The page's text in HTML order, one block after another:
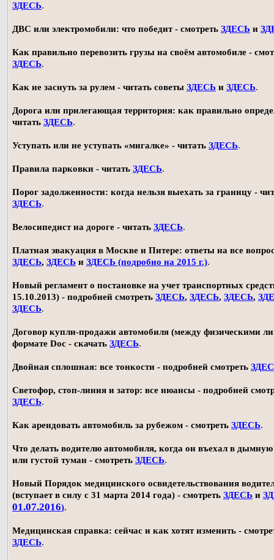
ЗДЕСЬ.
ДВС или электромобили: что победит - смотреть ЗДЕСЬ и
Как правильно перевозить грузы на своём автомобиле -
ЗДЕСЬ.
Как не заснуть за рулем - читать советы ЗДЕСЬ и ЗДЕСЬ.
Дорога или прилегающая территория: как правильно
читать ЗДЕСЬ.
Уступать или не уступать «мигалке» - читать ЗДЕСЬ.
Правила парковки - читать ЗДЕСЬ.
Порог задолженности: когда нельзя выехать за границу -
ЗДЕСЬ.
Велосипедист на дороге - читать ЗДЕСЬ.
Платная эвакуация в Москве и Питере: ответы на все
ЗДЕСЬ, ЗДЕСЬ и ЗДЕСЬ (подробно на 2015 г.).
Новый регламент о постановке на учет транспортных
15.10.2013) - подробней смотреть ЗДЕСЬ, ЗДЕСЬ, ЗДЕСЬ,
ЗДЕСЬ.
Договор купли-продажи автомобиля (между физическими
формате Doc - скачать ЗДЕСЬ.
Двойная сплошная: все тонкости - подробней смотреть
Светофор, стоп-линия и затор: все нюансы - подробней
ЗДЕСЬ.
Как арендовать автомобиль за рубежом - смотреть ЗДЕСЬ.
Что делать водителю автомобиля, когда он въехал в дымную
или густой туман - смотреть ЗДЕСЬ.
Новый Порядок медицинского освидетельствования
(вступает в силу с 31 марта 2014 года) - смотреть ЗДЕСЬ и
01.07.2016).
Медицинская справка: сейчас и как хотят изменить -
ЗДЕСЬ.